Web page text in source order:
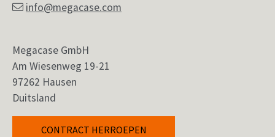
info@megacase.com
Megacase GmbH
Am Wiesenweg 19-21
97262 Hausen
Duitsland
CONTRACT HERROEPEN